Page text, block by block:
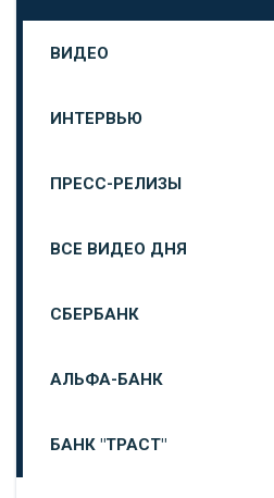
ВИДЕО
ИНТЕРВЬЮ
ПРЕСС-РЕЛИЗЫ
ВСЕ ВИДЕО ДНЯ
СБЕРБАНК
АЛЬФА-БАНК
БАНК "ТРАСТ"